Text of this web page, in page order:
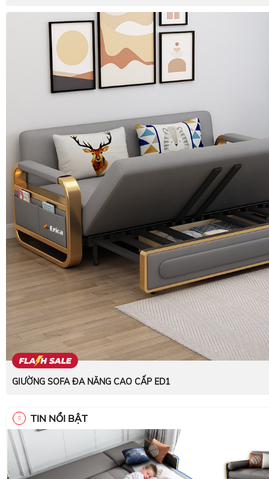
GIƯỜNG SOFA ĐA NĂNG CAO CẤP ED1
TIN NỔI BẬT